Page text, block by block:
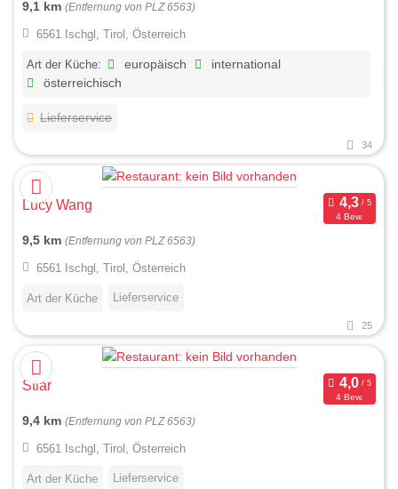
9,1 km (Entfernung von PLZ 6563)
6561 Ischgl, Tirol, Österreich
Art der Küche: europäisch
international
österreichisch
Lieferservice
34
Lucy Wang
4 Bew.
9,5 km (Entfernung von PLZ 6563)
6561 Ischgl, Tirol, Österreich
Art der Küche Lieferservice
25
Stiar
4 Bew.
9,4 km (Entfernung von PLZ 6563)
6561 Ischgl, Tirol, Österreich
Art der Küche Lieferservice